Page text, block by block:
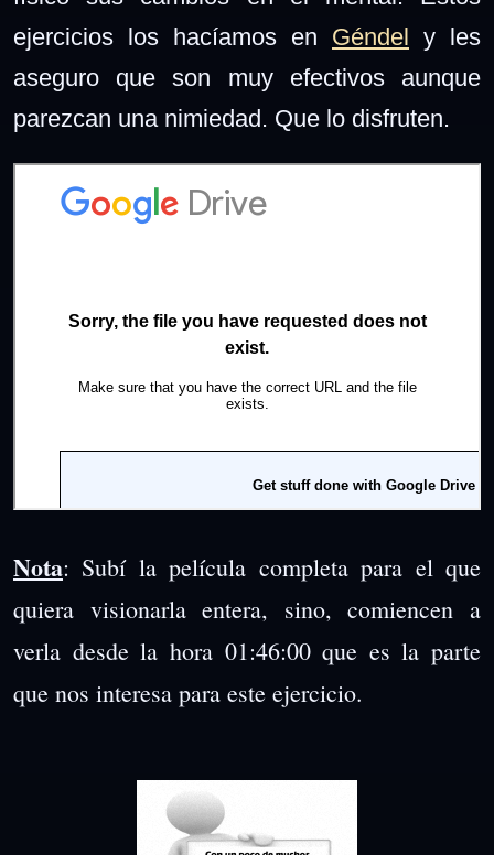
ejercicios los hacíamos en Géndel y les
aseguro que son muy efectivos aunque
parezcan una nimiedad. Que lo disfruten.
Nota: Subí la película completa para el que
quiera visionarla entera, sino, comiencen a
verla desde la hora 01:46:00 que es la parte
que nos interesa para este ejercicio.